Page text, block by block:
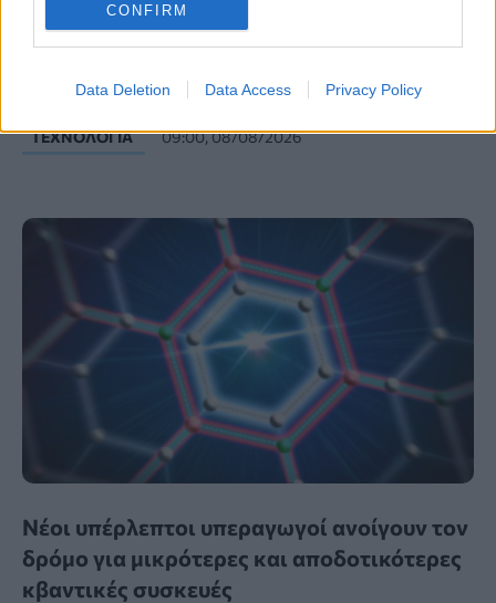
CONFIRM
Data Deletion Data Access Privacy Policy
Τρεις πλατφόρμες phishing παρακάμπτουν
το MFA και στοχεύουν λογαριασμούς
Microsoft 365
ΤΕΧΝΟΛΟΓΊΑ 09:00, 08/08/2026
Νέοι υπέρλεπτοι υπεραγωγοί ανοίγουν τον
δρόμο για μικρότερες και αποδοτικότερες
κβαντικές συσκευές